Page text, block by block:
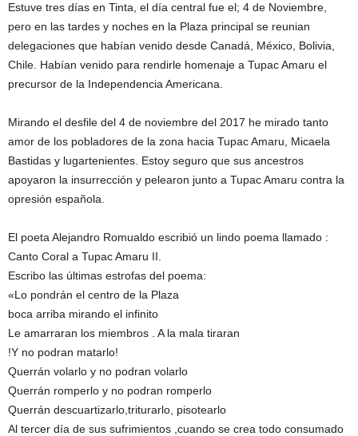
Estuve tres días en Tinta, el día central fue el; 4 de Noviembre,
pero en las tardes y noches en la Plaza principal se reunian
delegaciones que habían venido desde Canadá, México, Bolivia,
Chile. Habían venido para rendirle homenaje a Tupac Amaru el
precursor de la Independencia Americana.
Mirando el desfile del 4 de noviembre del 2017 he mirado tanto
amor de los pobladores de la zona hacia Tupac Amaru, Micaela
Bastidas y lugartenientes. Estoy seguro que sus ancestros
apoyaron la insurrección y pelearon junto a Tupac Amaru contra la
opresión española.
El poeta Alejandro Romualdo escribió un lindo poema llamado :
Canto Coral a Tupac Amaru II.
Escribo las últimas estrofas del poema:
«Lo pondrán el centro de la Plaza
boca arriba mirando el infinito
Le amarraran los miembros . A la mala tiraran
!Y no podran matarlo!
Querrán volarlo y no podran volarlo
Querrán romperlo y no podran romperlo
Querrán descuartizarlo,triturarlo, pisotearlo
Al tercer día de sus sufrimientos ,cuando se crea todo consumado